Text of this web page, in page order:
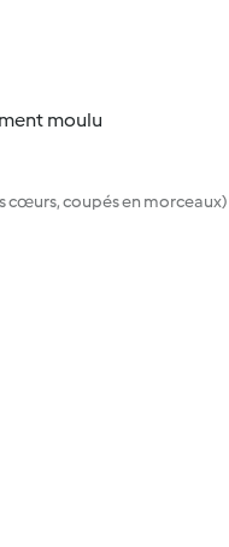
moulu
cœurs, coupés en morceaux)